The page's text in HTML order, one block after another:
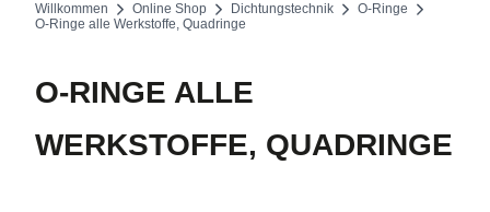
Willkommen Online Shop Dichtungstechnik
O-Ringe
O-Ringe alle Werkstoffe, Quadringe
O-RINGE ALLE
WERKSTOFFE, QUADRINGE